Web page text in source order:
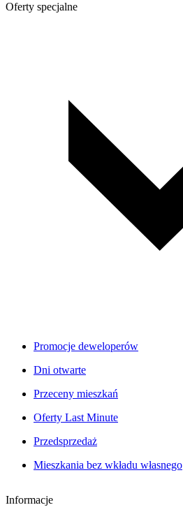
Oferty specjalne
Promocje deweloperów
Dni otwarte
Przeceny mieszkań
Oferty Last Minute
Przedsprzedaż
Mieszkania bez wkładu własnego
Informacje